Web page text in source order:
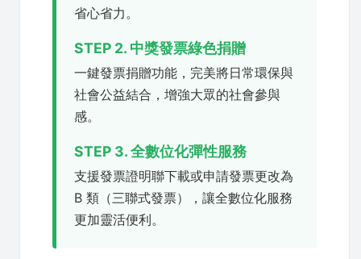
省心省力。
STEP 2. 中獎發票綠色捐贈
一鍵發票捐贈功能，完美將日常環保與
社會公益結合，增強大眾的社會參與
感。
STEP 3. 全數位化彈性服務
支援發票證明聯下載或申請發票更改為
B 類（三聯式發票），讓全數位化服務
更加靈活便利。